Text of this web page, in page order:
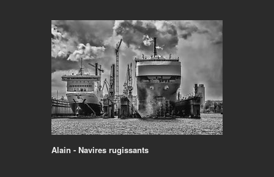
Alain - Navires rugissants